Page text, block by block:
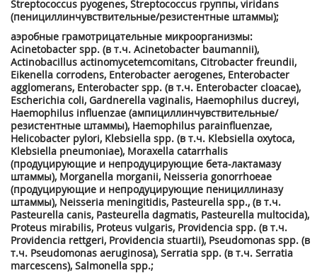
Streptococcus pyogenes, Streptococcus группы, viridans
(пенициллинчувствительные/резистентные штаммы);
аэробные грамотрицательные микроорганизмы:
Acinetobacter spp. (в т.ч. Acinetobacter baumannii),
Actinobacillus actinomycetemcomitans, Citrobacter freundii,
Eikenella corrodens, Enterobacter aerogenes, Enterobacter
agglomerans, Enterobacter spp. (в т.ч. Enterobacter cloacae),
Escherichia coli, Gardnerella vaginalis, Haemophilus ducreyi,
Haemophilus influenzae (ампициллинчувствительные/
резистентные штаммы), Haemophilus parainfluenzae,
Helicobacter pylori, Klebsiella spp. (в т.ч. Klebsiella oxytoca,
Klebsiella pneumoniae), Moraxella catarrhalis
(продуцирующие и непродуцирующие бета-лактамазу
штаммы), Morganella morganii, Neisseria gonorrhoeae
(продуцирующие и непродуцирующие пенициллиназу
штаммы), Neisseria meningitidis, Pasteurella spp., (в т.ч.
Pasteurella canis, Pasteurella dagmatis, Pasteurella multocida),
Proteus mirabilis, Proteus vulgaris, Providencia spp. (в т.ч.
Providencia rettgeri, Providencia stuartii), Pseudomonas spp. (в
т.ч. Pseudomonas aeruginosa), Serratia spp. (в т.ч. Serratia
marcescens), Salmonella spp.;